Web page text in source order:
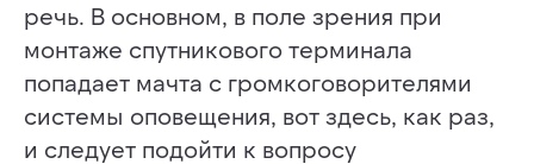
речь. В основном, в поле зрения при
монтаже спутникового терминала
попадает мачта с громкоговорителями
системы оповещения, вот здесь, как раз,
и следует подойти к вопросу
ХОТИТЕ СТАТЬ АВТОРОМ
ИЛИ У ВАС ЕСТЬ ВОПРОС
ИЛИ ПРЕДЛОЖЕНИЕ
— ЗАПОЛНИТЕ ФОРМУ: